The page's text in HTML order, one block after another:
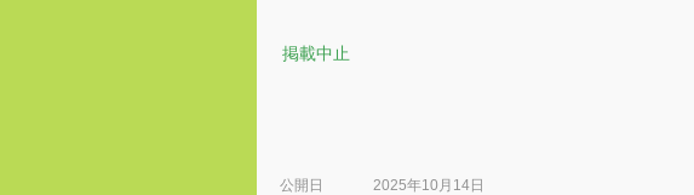
掲載中止
公開日
2025年10月14日